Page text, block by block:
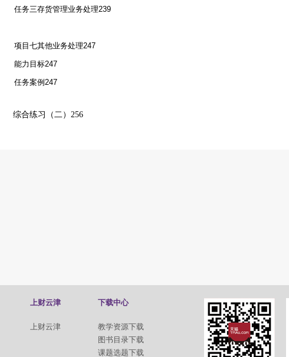
任务三存货管理业务处理239
项目七其他业务处理247
能力目标247
任务案例 247
综合练习（二） 256
上财云津
上财云津
下载中心
教学资源下载
图书目录下载
课题选题下载